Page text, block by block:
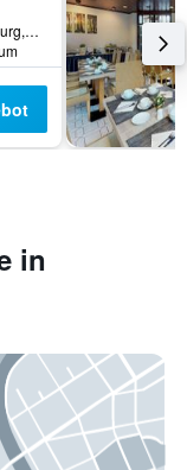
Gurlittstraße 23, Hamburg, Hamburg, Deutschland
in